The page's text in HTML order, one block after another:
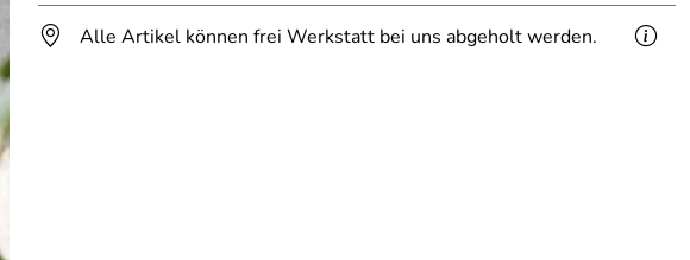
Alle Artikel können frei Werkstatt bei uns abgeholt werden.